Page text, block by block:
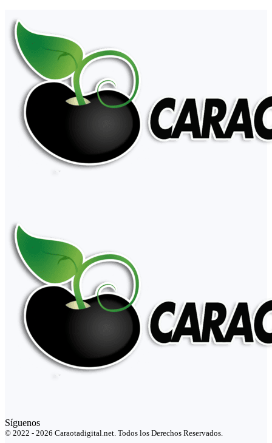
Síguenos
© 2022 - 2026 Caraotadigital.net. Todos los Derechos Reservados.